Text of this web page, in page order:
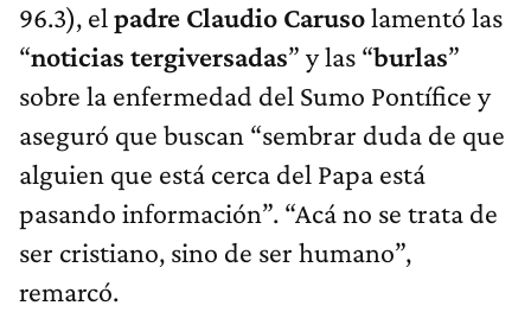
96.3), el padre Claudio Carusolamentó las
“noticias tergiversadas” y las “burlas”
sobre la enfermedad del Sumo Pontífice y
aseguró que buscan “sembrar duda de que
alguien que está cerca del Papa está
pasando información”. “Acá no se trata de
ser cristiano, sino de ser humano”,
remarcó.